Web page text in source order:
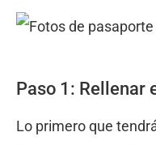
Paso 1: Rellenar
Lo primero que